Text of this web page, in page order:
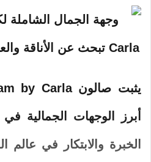
يثبت صالون Glam byCarla
أبرز الوجهات الجمالية
الخبرة والابتكار في عالم